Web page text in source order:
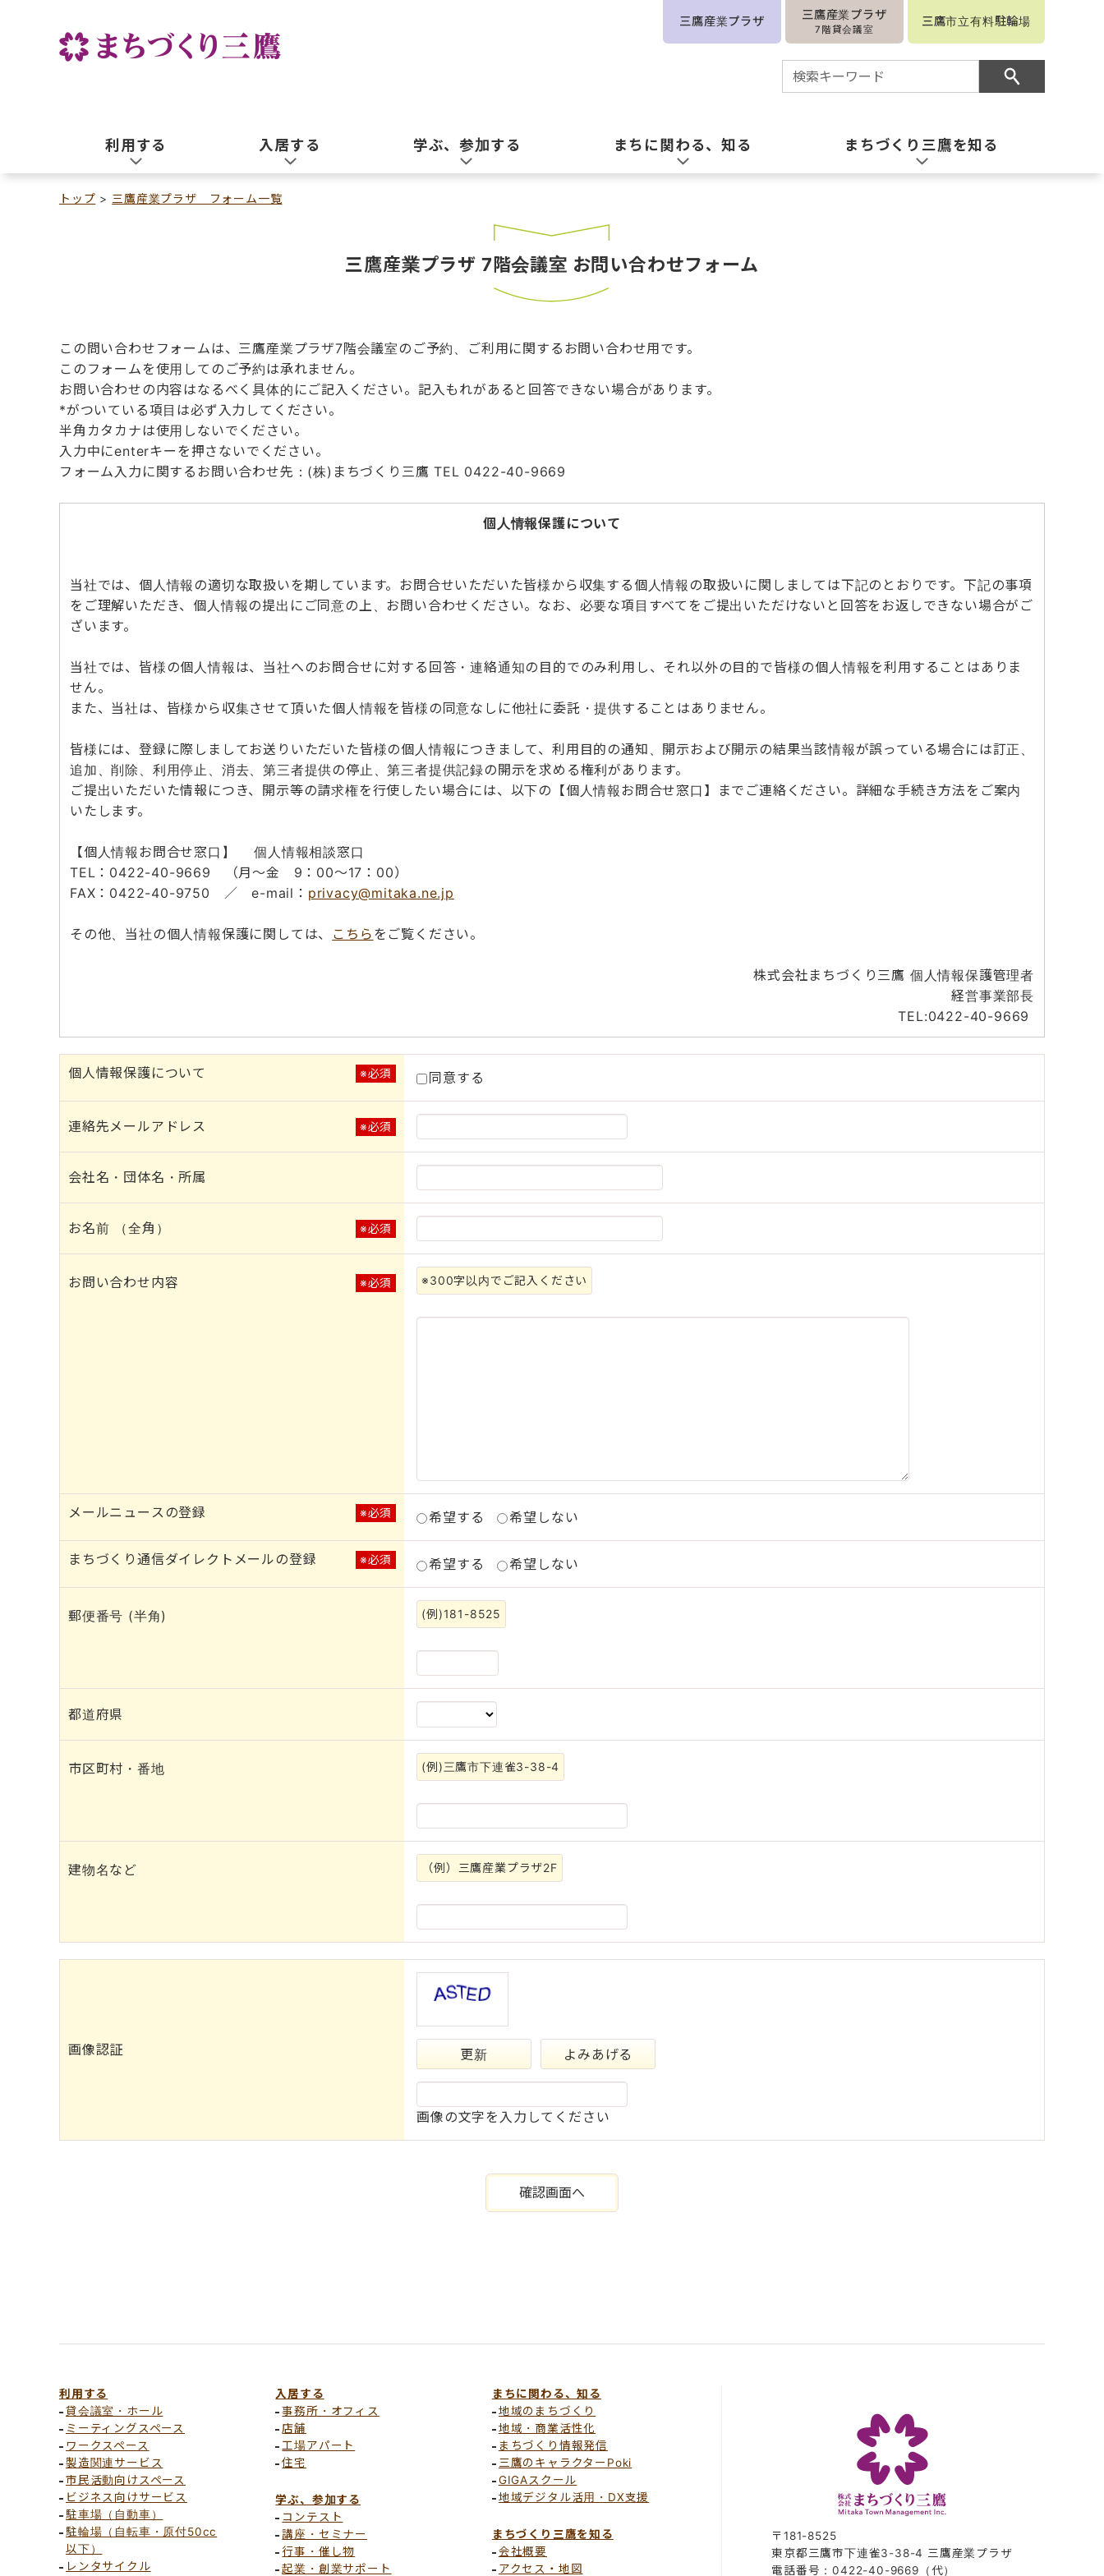
三鷹産業プラザ 三鷹産業プラザ
7階貸会議室
三鷹市立有料駐輪場
利用する 入居する 学ぶ、参加する まちに関わる、知る まちづくり三鷹を知る
トップ 三鷹産業プラザ フォーム一覧
三鷹産業プラザ 7階会議室 お問い合わせフォーム
この問い合わせフォームは、三鷹産業プラザ7階会議室のご予約、ご利用に関するお問い合わせ用です。
このフォームを使用してのご予約は承れません。
お問い合わせの内容はなるべく具体的にご記入ください。記入もれがあると回答できない場合があります。
*がついている項目は必ず入力してください。
半角カタカナは使用しないでください。
入力中にenterキーを押さないでください。
フォーム入力に関するお問い合わせ先：(株)まちづくり三鷹 TEL 0422-40-9669
個人情報保護について
当社では、個人情報の適切な取扱いを期しています。お問合せいただいた皆様から収集する個人情報の取扱いに関しましては下記のとおりです。下記の事項
をご理解いただき、個人情報の提出にご同意の上、お問い合わせください。なお、必要な項目すべてをご提出いただけないと回答をお返しできない場合がご
ざいます。
当社では、皆様の個人情報は、当社へのお問合せに対する回答・連絡通知の目的でのみ利用し、それ以外の目的で皆様の個人情報を利用することはありま
せん。
また、当社は、皆様から収集させて頂いた個人情報を皆様の同意なしに他社に委託・提供することはありません。
皆様には、登録に際しましてお送りいただいた皆様の個人情報につきまして、利用目的の通知、開示および開示の結果当該情報が誤っている場合には訂正、
追加、削除、利用停止、消去、第三者提供の停止、第三者提供記録の開示を求める権利があります。
ご提出いただいた情報につき、開示等の請求権を行使したい場合には、以下の【個人情報お問合せ窓口】までご連絡ください。詳細な手続き方法をご案内
いたします。
【個人情報お問合せ窓口】 個人情報相談窓口
TEL：0422-40-9669 （月～金 9：00～17：00）
FAX：0422-40-9750 ／ e-mail： privacy@mitaka.ne.jp
その他、当社の個人情報保護に関しては、 こちら をご覧ください。
株式会社まちづくり三鷹 個人情報保護管理者
経営事業部長
TEL:0422-40-9669
個人情報保護について ※必須 同意する
連絡先メールアドレス ※必須
会社名・団体名・所属
お名前 （全角） ※必須
お問い合わせ内容 ※必須 ※300字以内でご記入ください
メールニュースの登録 ※必須 希望する 希望しない
まちづくり通信ダイレクトメールの登録 ※必須 希望する 希望しない
郵便番号 (半角) (例)181-8525
都道府県
市区町村・番地 (例)三鷹市下連雀3-38-4
建物名など （例）三鷹産業プラザ2F
画像認証 更新 よみあげる
画像の文字を入力してください
利用する
貸会議室・ホール
ミーティングスペース
ワークスペース
製造関連サービス
市民活動向けスペース
ビジネス向けサービス
駐車場（自動車）
駐輪場（自転車・原付50cc
以下）
レンタサイクル
入居する
事務所・オフィス
店舗
工場アパート
住宅
学ぶ、参加する
コンテスト
講座・セミナー
行事・催し物
起業・創業サポート
まちに関わる、知る
地域のまちづくり
地域・商業活性化
まちづくり情報発信
三鷹のキャラクターPoki
GIGAスクール
地域デジタル活用・DX支援
まちづくり三鷹を知る
会社概要
アクセス・地図
〒181-8525
東京都三鷹市下連雀3-38-4 三鷹産業プラザ
電話番号：0422-40-9669（代）